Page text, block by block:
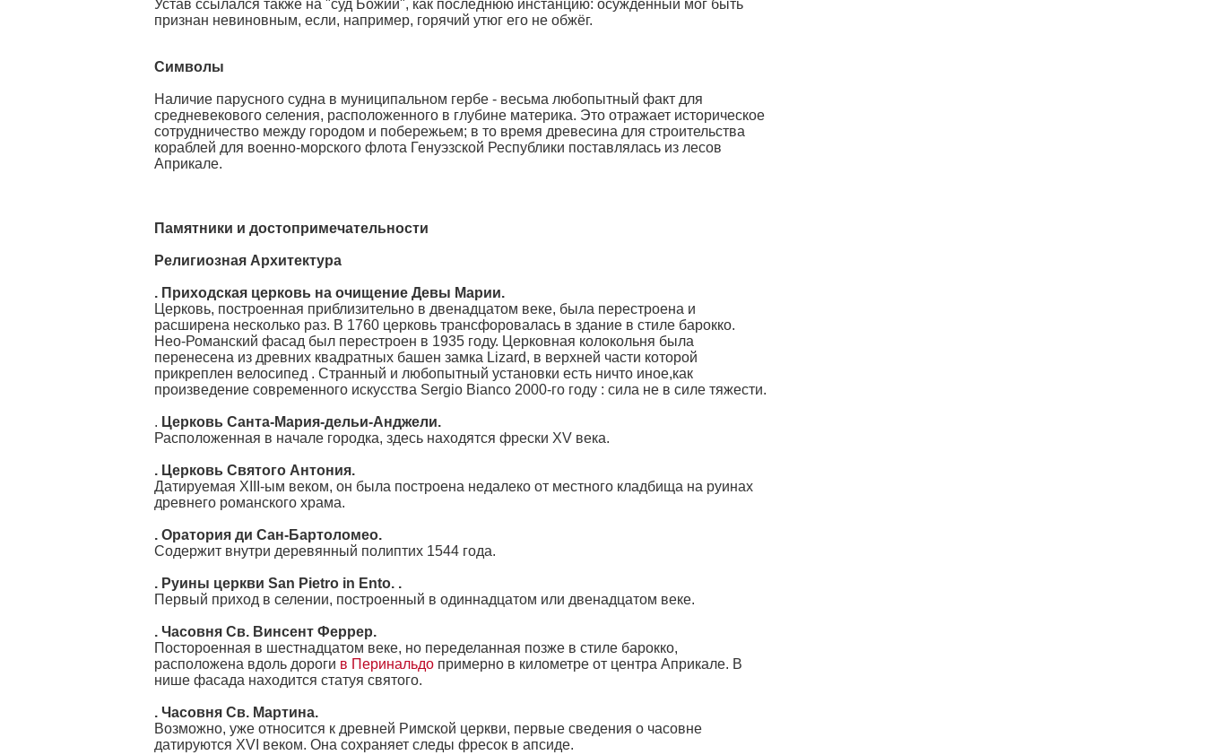
Устав ссылался также на "суд Божий", как последнюю инстанцию: осуждённый мог быть
признан невиновным, если, например, горячий утюг его не обжёг.
Символы
Наличие парусного судна в муниципальном гербе - весьма любопытный факт для
средневекового селения, расположенного в глубине материка. Это отражает историческое
сотрудничество между городом и побережьем; в то время древесина для строительства
кораблей для военно-морского флота Генуэзской Республики поставлялась из лесов
Априкале.
Памятники и достопримечательности
Религиозная Архитектура
. Приходская церковь на очищение Девы Марии.
Церковь, построенная приблизительно в двенадцатом веке, была перестроена и
расширена несколько раз. В 1760 церковь трансфоровалась в здание в стиле барокко.
Нео-Романский фасад был перестроен в 1935 году. Церковная колокольня была
перенесена из древних квадратных башен замка Lizard, в верхней части которой
прикреплен велосипед . Странный и любопытный установки есть ничто иное,как
произведение современного искусства Sergio Bianco 2000-го году : сила не в силе тяжести.
. Церковь Санта-Мария-дельи-Анджели.
Расположенная в начале городка, здесь находятся фрески XV века.
. Церковь Святого Антония.
Датируемая XIII-ым веком, он была построена недалеко от местного кладбища на руинах
древнего романского храма.
. Оратория ди Сан-Бартоломео.
Содержит внутри деревянный полиптих 1544 года.
. Руины церкви San Pietro in Ento. .
Первый приход в селении, построенный в одиннадцатом или двенадцатом веке.
. Часовня Св. Винсент Феррер.
Постороенная в шестнадцатом веке, но переделанная позже в стиле барокко,
расположена вдоль дороги в Перинальдо примерно в километре от центра Априкале. В
нише фасада находится статуя святого.
. Часовня Св. Мартина.
Возможно, уже относится к древней Римской церкви, первые сведения о часовне
датируются XVI веком. Она сохраняет следы фресок в апсиде.